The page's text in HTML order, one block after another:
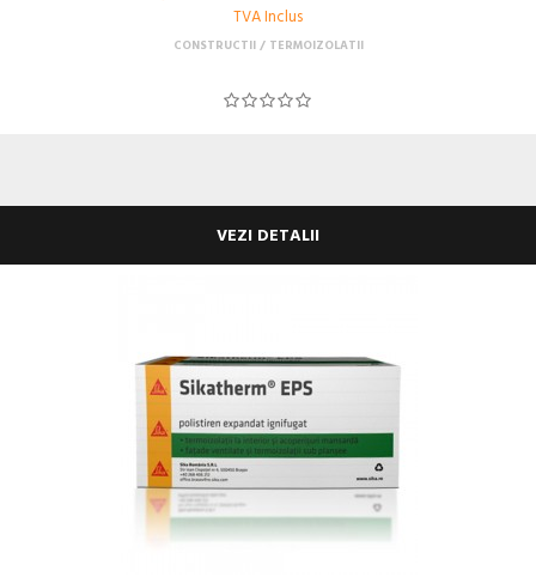
TVA Inclus
CONSTRUCTII TERMOIZOLATII
VEZI DETALII